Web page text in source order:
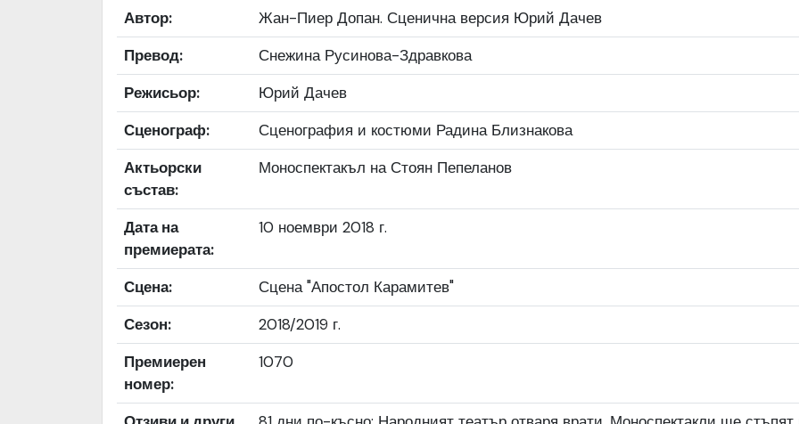
Качество на изображението
Средно
Институция
Народен театър „Иван Вазов“, гр. София, България
Автор:
Жан-Пиер Допан. Сценична версия Юрий Дачев
Превод:
Снежина Русинова-Здравкова
Режисьор:
Юрий Дачев
Сценограф:
Сценография и костюми Радина Близнакова
Актьорски
състав:
Моноспектакъл на Стоян Пепеланов
Дата на
премиерата:
10 ноември 2018 г.
Сцена:
Сцена "Апостол Карамитев"
Сезон:
2018/2019 г.
Премиерен
номер:
1070